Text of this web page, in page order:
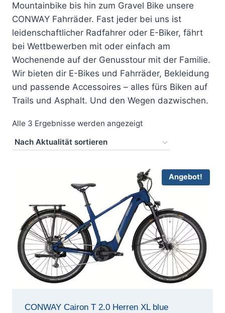
Mountainbike bis hin zum Gravel Bike unsere
CONWAY Fahrräder. Fast jeder bei uns ist
leidenschaftlicher Radfahrer oder E-Biker, fährt
bei Wettbewerben mit oder einfach am
Wochenende auf der Genusstour mit der Familie.
Wir bieten dir E-Bikes und Fahrräder, Bekleidung
und passende Accessoires – alles fürs Biken auf
Trails und Asphalt. Und den Wegen dazwischen.
Alle 3 Ergebnisse werden angezeigt
sortiert
Angebot!
CONWAY Cairon T 2.0 Herren XL blue